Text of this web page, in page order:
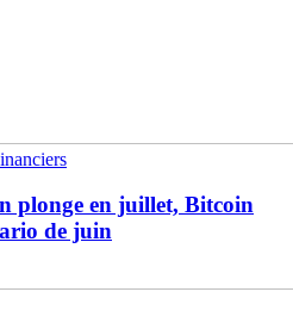
plonge en juillet, Bitcoin
de juin